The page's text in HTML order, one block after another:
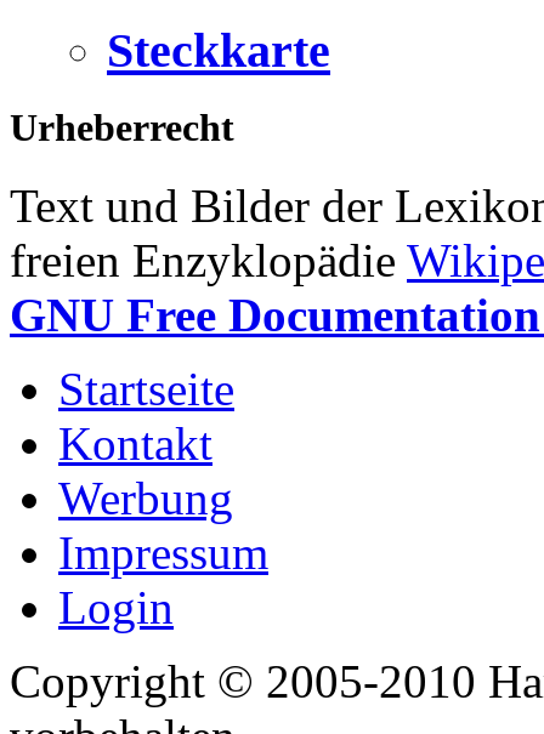
Steckkarte
Urheberrecht
Text und Bilder der
freien Enzyklopädie
GNU Free
Startseite
Kontakt
Werbung
Impressum
Login
Copyright © 2005-2010